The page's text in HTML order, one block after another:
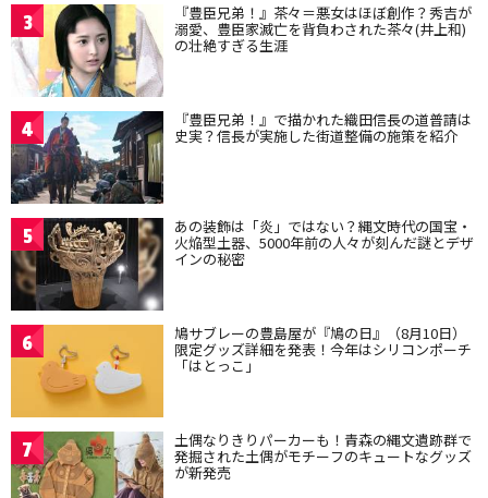
3 『豊臣兄弟！』茶々＝悪女はほぼ創作？秀吉が
溺愛、豊臣家滅亡を背負わされた茶々(井上和)
の壮絶すぎる生涯
4 『豊臣兄弟！』で描かれた織田信長の道普請は
史実？信長が実施した街道整備の施策を紹介
5 あの装飾は「炎」ではない？縄文時代の国宝・
火焔型土器、5000年前の人々が刻んだ謎とデザ
インの秘密
6 鳩サブレーの豊島屋が『鳩の日』（8月10日）
限定グッズ詳細を発表！今年はシリコンポーチ
「はとっこ」
7 土偶なりきりパーカーも！青森の縄文遺跡群で
発掘された土偶がモチーフのキュートなグッズ
が新発売